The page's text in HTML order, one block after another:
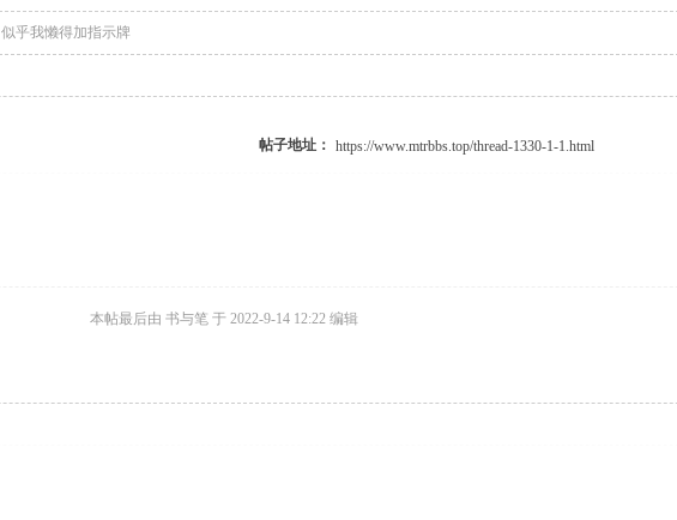
似乎我懒得加指示牌
帖子地址：
本帖最后由 书与笔 于 2022-9-14 12:22 编辑